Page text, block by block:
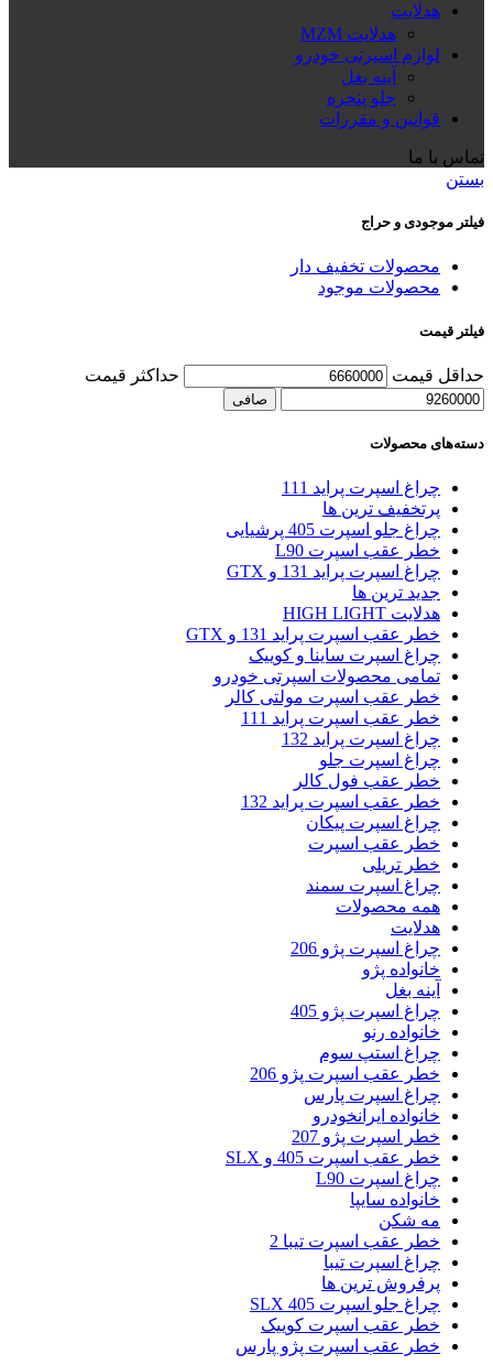
هدلایت
هدلایت MZM
لوازم اسپرتی خودرو
آینه بغل
جلو پنجره
قوانین و مقررات
تماس با ما
بستن
فیلتر موجودی و حراج
محصولات تخفیف دار
محصولات موجود
فیلتر قیمت
حداقل قیمت حداكثر قيمت
صافی
دسته‌های محصولات
چراغ اسپرت پراید 111
پرتخفیف ترین ها
چراغ جلو اسپرت 405 پرشیایی
خطر عقب اسپرت L90
چراغ اسپرت پراید 131 و GTX
جدید ترین ها
هدلایت HIGH LIGHT
خطر عقب اسپرت پراید 131 و GTX
چراغ اسپرت ساینا و کوییک
تمامی محصولات اسپرتی خودرو
خطر عقب اسپرت مولتی کالر
خطر عقب اسپرت پراید 111
چراغ اسپرت پراید 132
چراغ اسپرت جلو
خطر عقب فول کالر
خطر عقب اسپرت پراید 132
چراغ اسپرت پیکان
خطر عقب اسپرت
خطر تریلی
چراغ اسپرت سمند
همه محصولات
هدلایت
چراغ اسپرت پژو 206
خانواده پژو
آینه بغل
چراغ اسپرت پژو 405
خانواده رنو
چراغ استپ سوم
خطر عقب اسپرت پژو 206
چراغ اسپرت پارس
خانواده ایرانخودرو
خطر اسپرت پژو 207
خطر عقب اسپرت 405 و SLX
چراغ اسپرت L90
خانواده سایپا
مه شکن
خطر عقب اسپرت تیبا 2
چراغ اسپرت تیبا
پرفروش ترین ها
چراغ جلو اسپرت 405 SLX
خطر عقب اسپرت کوییک
خطر عقب اسپرت پژو پارس